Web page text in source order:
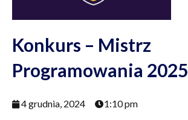
Konkurs – Mistrz
Programowania 2025
4 grudnia, 2024 1:10 pm